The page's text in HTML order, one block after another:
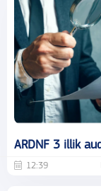
ARDNF 3 illik
12:39